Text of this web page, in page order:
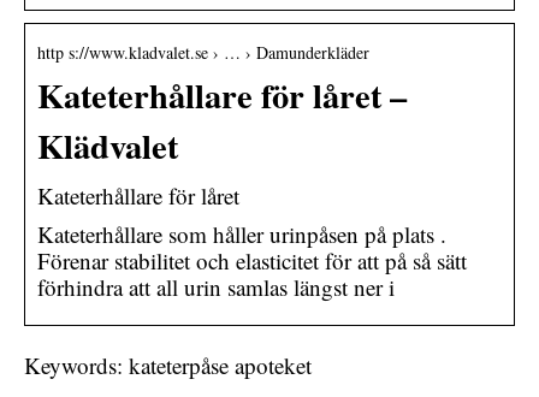
http s://www.kladvalet.se › … › Damunderkläder
Kateterhållare för låret –
Klädvalet
Kateterhållare för låret
Kateterhållare som håller urinpåsen på plats .
Förenar stabilitet och elasticitet för att på så sätt
förhindra att all urin samlas längst ner i
Keywords: kateterpåse apoteket